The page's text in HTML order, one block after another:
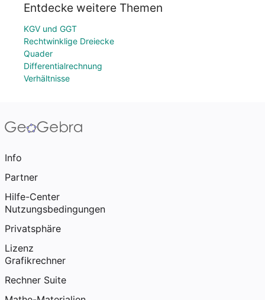
Entdecke weitere Themen
KGV und GGT
Rechtwinklige Dreiecke
Quader
Differentialrechnung
Verhältnisse
Info
Partner
Hilfe-Center
Nutzungsbedingungen
Privatsphäre
Lizenz
Grafikrechner
Rechner Suite